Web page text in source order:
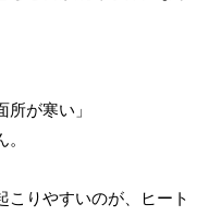
所が寒い」
こりやすいのが、ヒート